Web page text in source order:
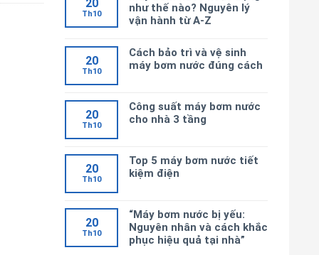
20
Th10
như thế nào? Nguyên lý
vận hành từ A-Z
20
Th10
Cách bảo trì và vệ sinh
máy bơm nước đúng cách
20
Th10
Công suất máy bơm nước
cho nhà 3 tầng
20
Th10
Top 5 máy bơm nước tiết
kiệm điện
20
Th10
“Máy bơm nước bị yếu:
Nguyên nhân và cách khắc
phục hiệu quả tại nhà”